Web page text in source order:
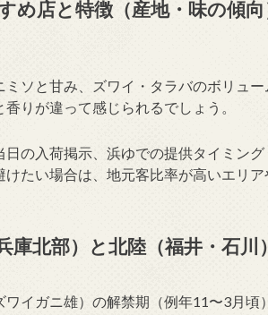
め店と特徴（産地・味の傾向
ミソと甘み、ズワイ・タラバのボリュ
りが違って感じられるでしょう。
日の入荷掲示、浜ゆでの提供タイミン
たい場合は、地元客比率が高いエリア
庫北部）と北陸（福井・石
ワイガニ雄）の解禁期（例年11〜3月